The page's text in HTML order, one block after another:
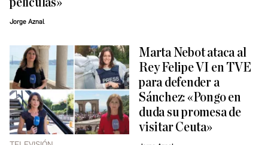
Jorge Aznal
Marta Nebot ataca al
Rey Felipe VI en TVE
para defender a
Sánchez: «Pongo en
duda su promesa de
visitar Ceuta»